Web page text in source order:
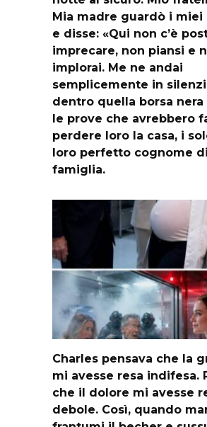
Mia madre guardò i miei
e disse: «Qui non c’è
imprecare, non piansi e
implorai. Me ne andai
semplicemente in
dentro quella borsa nera
le prove che avrebbero
perdere loro la casa, i
loro perfetto cognome di
famiglia.
Charles pensava che la
mi avesse resa indifesa.
che il dolore mi avesse
debole. Così, quando